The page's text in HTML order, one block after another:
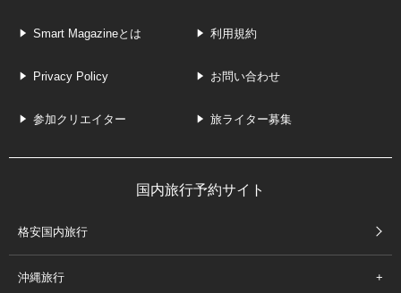
Smart Magazineとは 利用規約
Privacy Policy お問い合わせ
参加クリエイター 旅ライター募集
国内旅行予約サイト
格安国内旅行
沖縄旅行